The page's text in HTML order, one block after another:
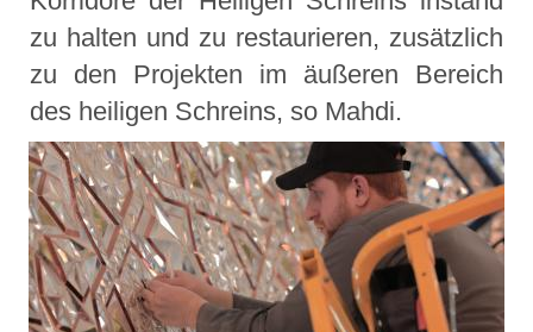
zu halten und zu restaurieren, zusätzlich
zu den Projekten im äußeren Bereich
des heiligen Schreins, so Mahdi.